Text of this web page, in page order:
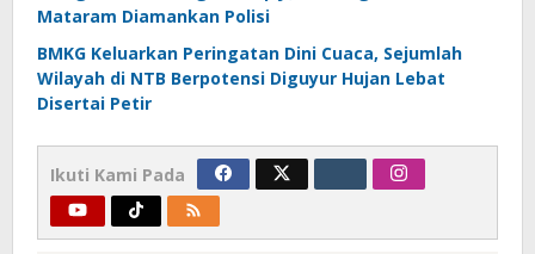
Mataram Diamankan Polisi
BMKG Keluarkan Peringatan Dini Cuaca, Sejumlah
Wilayah di NTB Berpotensi Diguyur Hujan Lebat
Disertai Petir
Ikuti Kami Pada